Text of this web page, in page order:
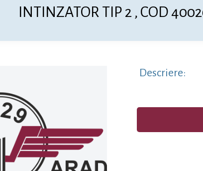
INTINZATOR TIP 2 , COD
Descriere: